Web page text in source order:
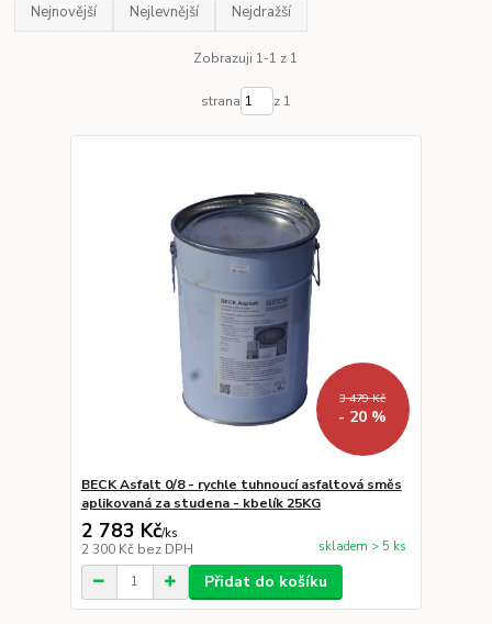
Nejnovější Nejlevnější Nejdražší
Zobrazuji 1-1 z 1
strana z 1
3 479 Kč
- 20 %
BECK Asfalt 0/8 - rychle tuhnoucí asfaltová směs
aplikovaná za studena - kbelík 25KG
2 783 Kč/ks
2 300 Kč bez DPH skladem > 5 ks
Přidat do košíku